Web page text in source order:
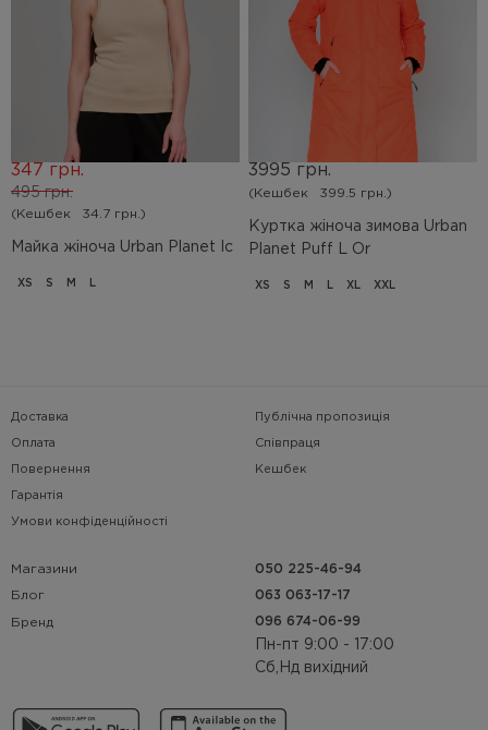
Майка жіноча Urban Planet Ic
495 грн.
347 грн.
(Кешбек 34.7 грн.)
XS S M L
Куртка жіноча зимова Urban
Planet Puff L Or
3995 грн.
(Кешбек 399.5 грн.)
XS S M L XL XXL
Доставка
Оплата
Повернення
Гарантія
Умови конфіденційності
Публічна пропозиція
Співпраця
Кешбек
Магазини
Блог
Бренд
050 225-46-94
063 063-17-17
096 674-06-99
Пн-пт 9:00 - 17:00
Сб,Нд вихідний